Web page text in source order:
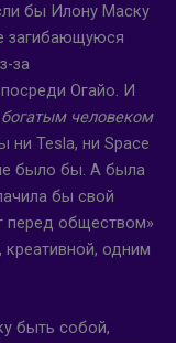
бы Илону Маску
загибающуюся
за
Огайо. И
человеком
ни Tesla, ни Space
было бы. А была
бы свой
перед обществом»
одним
быть собой,